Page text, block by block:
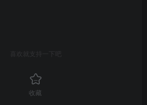
喜欢就支持一下吧
收藏